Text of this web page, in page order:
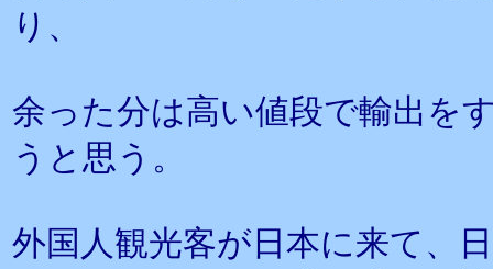
り、
余った分は高い値段で輸出を
うと思う。
外国人観光客が日本に来て、